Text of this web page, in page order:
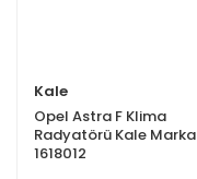
Kale
Opel Astra F Klima
Radyatörü Kale Marka
1618012